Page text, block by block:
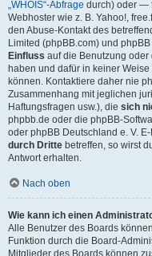
„WHOIS“-Abfrage durch) oder —
Webhoster wie z. B. Yahoo!,
den Abuse-Kontakt des
Limited (phpBB.com) und
Einfluss auf die Benutzung
haben und dafür in keiner
können. Kontaktiere daher nie
Zusammenhang mit jeglichen
Haftungsfragen usw.), die sich
phpbb.de oder die phpBB-
oder phpBB Deutschland e. V.
durch Dritte betreffen, so wirst
Antwort erhalten.
Nach oben
Wie kann ich einen
Alle Benutzer des Boards
Funktion durch die Board-
Mitglieder des Boards können